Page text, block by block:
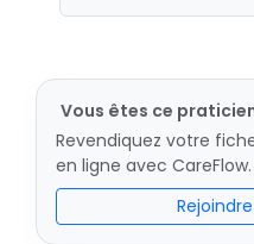
Vous êtes ce
Revendiquez votre
en ligne avec CareFlow.